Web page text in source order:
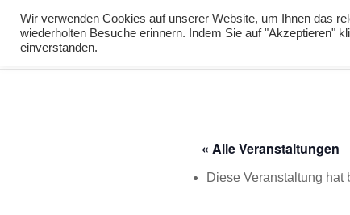
info@virtuelle-ph.at
« Alle Veranstaltungen
Diese Veranstaltung hat
Wir verwenden Cookies auf unserer Website, um Ihnen das
wiederholten Besuche erinnern. Indem Sie auf "Akzeptieren"
einverstanden.